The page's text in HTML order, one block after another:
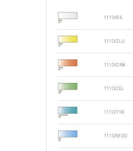
1110/BIL
1110/ZLU
1110/ORA
1110/ZEL
1110/TYR
1110/MOD